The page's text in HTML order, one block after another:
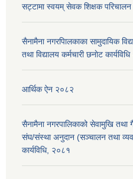
सट्टामा स्वयम् सेवक शिक्षक परिचालन
सैनामैना नगरपािलकाका सामुदायिक
तथा विद्यालय कर्मचारी छनाेट
आर्थिक ऐन २०८२
सैनामैना नगरपालिकाको सेवामुखि तथा
संघ/संस्था अनुदान (सञ्चालन तथा
कार्यविधि, २०८१